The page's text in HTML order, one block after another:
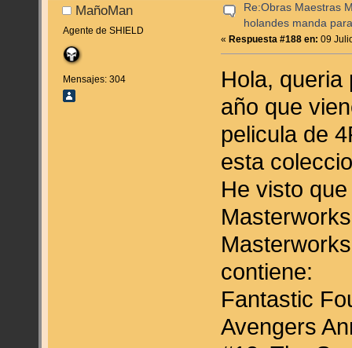
MañoMan
Agente de SHIELD
Mensajes: 304
Re:Obras Maestras
holandes manda
«Respuesta #188 en: 09
Hola, queria
año que
pelicula de
esta
He visto
contiene:
Fantastic
Avengers